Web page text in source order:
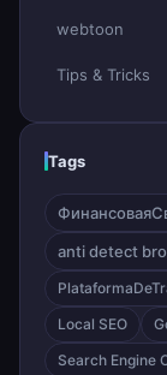
webtoon
Tips & Tricks
Tags
anti detect
Local SEO
Search Engine